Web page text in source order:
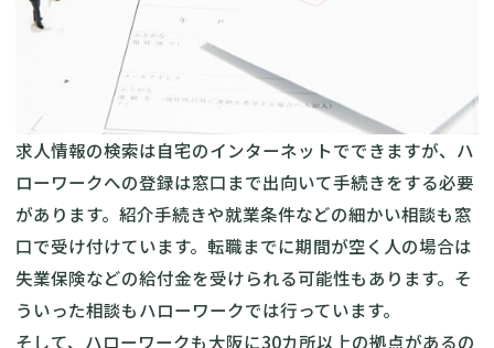
求人情報の検索は自宅のインターネットでできますが、ハ
ローワークへの登録は窓口まで出向いて手続きをする必要
があります。紹介手続きや就業条件などの細かい相談も窓
口で受け付けています。転職までに期間が空く人の場合は
失業保険などの給付金を受けられる可能性もあります。そ
ういった相談もハローワークでは行っています。
そして、ハローワークも大阪に30カ所以上の拠点があるの